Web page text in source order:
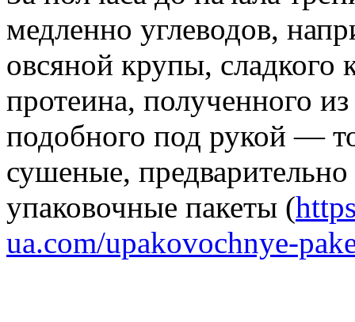
медленно углеводов,
овсяной крупы, сладкого
протеина, полученного
подобного под рукой —
сушеные,
упаковочные пакеты (
ua.com/upakovochnye-